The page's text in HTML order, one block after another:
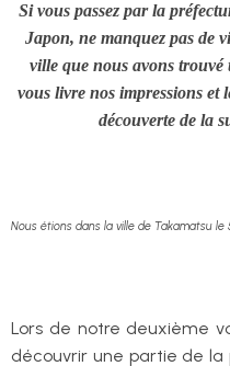
Si vous passez par la
Japon, ne manquez pas de
ville que nous avons
vous livre nos impressions et
découverte de la
Nous étions dans la ville de Takamatsu le
Lors de notre deuxième
découvrir une partie de la